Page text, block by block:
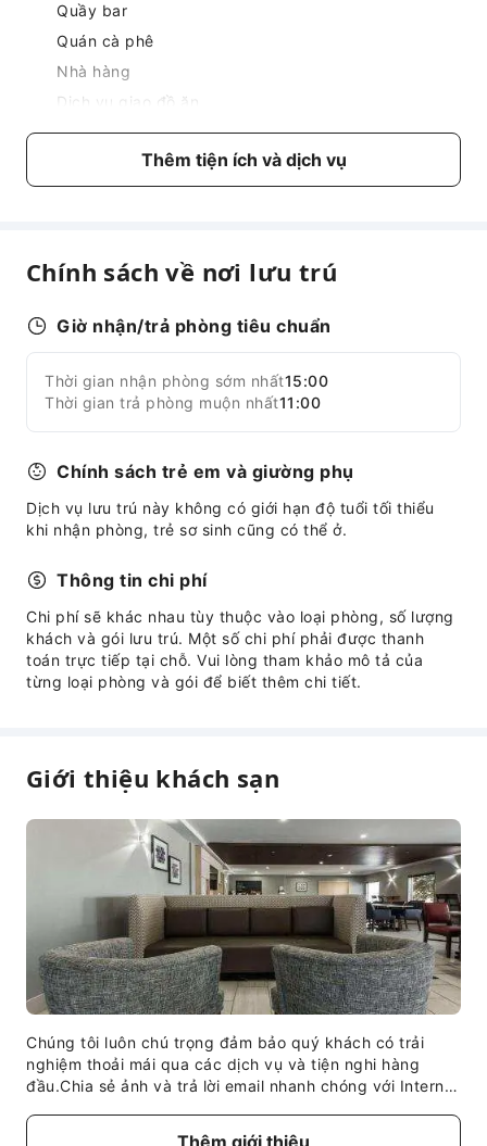
Quầy bar
Quán cà phê
Nhà hàng
Dịch vụ giao đồ ăn
Dịch vụ giao hàng nhanh
Chăm sóc trẻ em
Dịch vụ đưa đón
Dịch vụ gọi xe
Dịch vụ dọn dẹp
Dịch vụ giặt khô
Tiện nghi khu vực chung
Wi-Fi công cộng
Thang máy
Cửa hàng quà tặng
Khu vực hút thuốc
Bãi đỗ xe
Cửa hàng
Dịch vụ quầy lễ tân
Dịch vụ hướng dẫn khách
Két an toàn tại quầy lễ tân
Nhận/trả phòng nhanh
Dịch vụ giao nhu yếu phẩm hằng ngày
Lễ tân 24 giờ
An toàn và An ninh
Hộp sơ cứu
Cơ sở vật chất hỗ trợ tiếp cận
Mở rộng tất cả
Thêm tiện ích và dịch vụ
Chính sách về nơi lưu trú
Giờ nhận/trả phòng tiêu chuẩn
Thời gian nhận phòng sớm nhất15:00
Thời gian trả phòng muộn nhất11:00
Chính sách trẻ em và giường phụ
Dịch vụ lưu trú này không có giới hạn độ tuổi tối thiểu
khi nhận phòng, trẻ sơ sinh cũng có thể ở.
Thông tin chi phí
Chi phí sẽ khác nhau tùy thuộc vào loại phòng, số lượng
khách và gói lưu trú. Một số chi phí phải được thanh
toán trực tiếp tại chỗ. Vui lòng tham khảo mô tả của
từng loại phòng và gói để biết thêm chi tiết.
Giới thiệu khách sạn
Chúng tôi luôn chú trọng đảm bảo quý khách có trải
nghiệm thoải mái qua các dịch vụ và tiện nghi hàng
đầu.Chia sẻ ảnh và trả lời email nhanh chóng với Internet
Thêm giới thiệu